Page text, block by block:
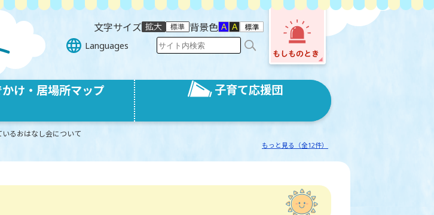
文字サイズ 背景色
Languages
け・居場所マップ 子育て応援団
るおはなし会について
もっと見る（全12件）